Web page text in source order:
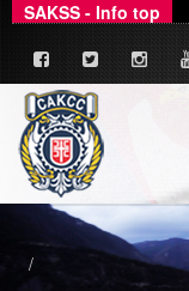
SAKSS - Info top